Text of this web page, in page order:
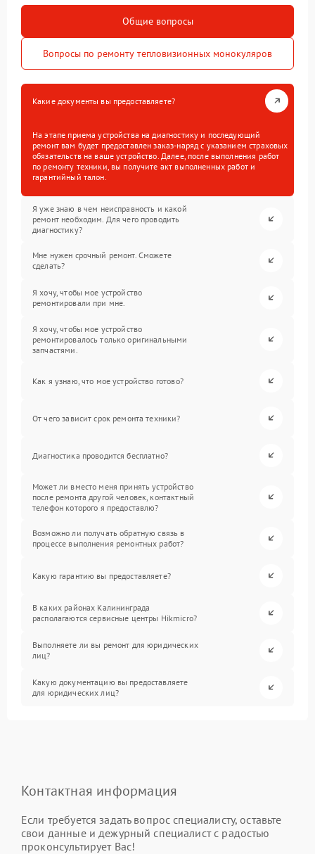
Общие вопросы
Вопросы по ремонту тепловизионных монокуляров
Какие документы вы предоставляете?
На этапе приема устройства на диагностику и последующий
ремонт вам будет предоставлен заказ-наряд с указанием страховых
обязательств на ваше устройство. Далее, после выполнения работ
по ремонту техники, вы получите акт выполненных работ и
гарантийный талон.
Я уже знаю в чем неисправность и какой
ремонт необходим. Для чего проводить
диагностику?
Мне нужен срочный ремонт. Сможете
сделать?
Я хочу, чтобы мое устройство
ремонтировали при мне.
Я хочу, чтобы мое устройство
ремонтировалось только оригинальными
запчастями.
Как я узнаю, что мое устройство готово?
От чего зависит срок ремонта техники?
Диагностика проводится бесплатно?
Может ли вместо меня принять устройство
после ремонта другой человек, контактный
телефон которого я предоставлю?
Возможно ли получать обратную связь в
процессе выполнения ремонтных работ?
Какую гарантию вы предоставляете?
В каких районах Калининграда
располагаются сервисные центры Hikmicro?
Выполняете ли вы ремонт для юридических
лиц?
Какую документацию вы предоставляете
для юридических лиц?
Контактная информация
Если требуется задать вопрос специалисту, оставьте
свои данные и дежурный специалист с радостью
проконсультирует Вас!